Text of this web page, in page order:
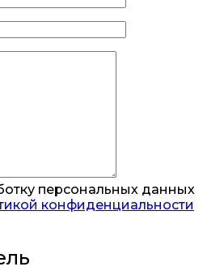
персональных данных
конфиденциальности